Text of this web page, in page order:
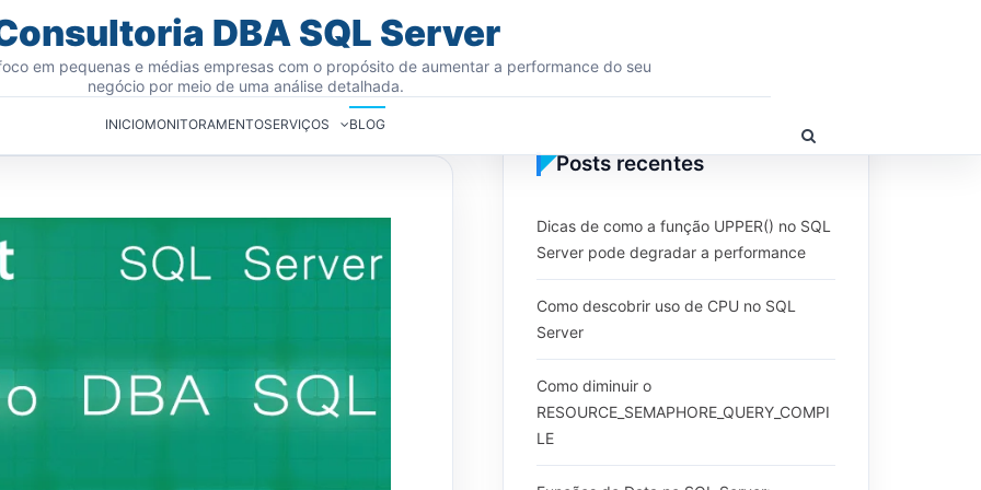
DBA SQL Server
em pequenas e médias empresas com o propósito de aumentar a performance do seu
negócio por meio de uma análise detalhada.
INICIOMONITORAMENTOSERVIÇOS BLOG
Show
Search
Posts recentes
Dicas de como a função UPPER() no SQL
Server pode degradar a performance
Como descobrir uso de CPU no SQL
Server
Como diminuir o
RESOURCE_SEMAPHORE_QUERY_COMPI
LE